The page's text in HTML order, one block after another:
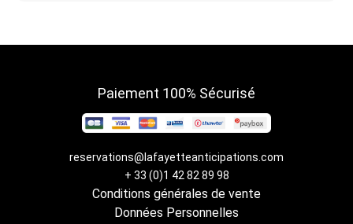
Paiement 100% Sécurisé
reservations@lafayetteanticipations.com
+ 33 (0)1 42 82 89 98
Conditions générales de vente
Données Personnelles